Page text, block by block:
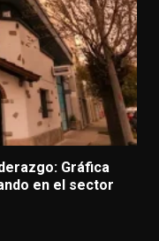
Gráfica
en el sector